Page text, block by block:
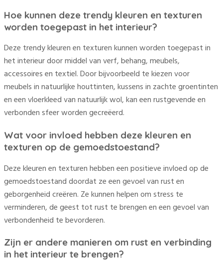
Hoe kunnen deze trendy kleuren en texturen
worden toegepast in het interieur?
Deze trendy kleuren en texturen kunnen worden toegepast in
het interieur door middel van verf, behang, meubels,
accessoires en textiel. Door bijvoorbeeld te kiezen voor
meubels in natuurlijke houttinten, kussens in zachte groentinten
en een vloerkleed van natuurlijk wol, kan een rustgevende en
verbonden sfeer worden gecreëerd.
Wat voor invloed hebben deze kleuren en
texturen op de gemoedstoestand?
Deze kleuren en texturen hebben een positieve invloed op de
gemoedstoestand doordat ze een gevoel van rust en
geborgenheid creëren. Ze kunnen helpen om stress te
verminderen, de geest tot rust te brengen en een gevoel van
verbondenheid te bevorderen.
Zijn er andere manieren om rust en verbinding
in het interieur te brengen?